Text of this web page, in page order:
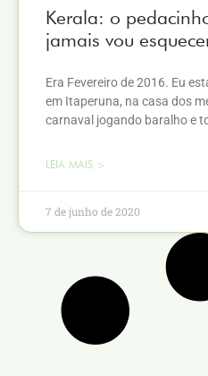
Kerala: o
jamais vou
Era Fevereiro de 2016. Eu
em Itaperuna, na casa dos
carnaval jogando baralho e
LEIA MAIS >
7 de junho de 2020